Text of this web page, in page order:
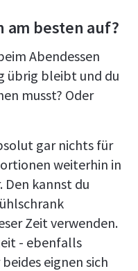
am besten auf?
Abendessen
übrig bleibt und du
musst? Oder
gar nichts für
weiterhin in
kannst du
Zeit verwenden.
- ebenfalls
eignen sich